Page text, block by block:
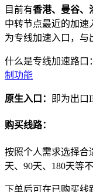
目前有香港、曼谷、
中转节点最近的加速
为专线加速入口，与
什么是专线加速路口：
制功能
原生入口： 即为出口
购买线路：
按照个人需求选择合
天、90天、180天等
下单后可在已购买线